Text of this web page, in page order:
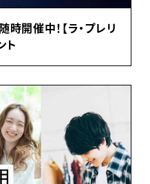
開催中！【ラ・プレリ
ト